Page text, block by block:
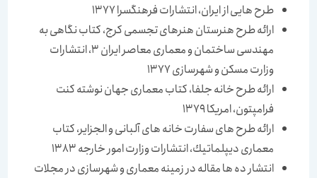
طرح هایی از ایران، انتشارات فرهنگسرا 1377
ارائه طرح هنرستان هنرهای تجسمی كرج، كتاب نگاهی به
مهندسی ساختمان و معماری معاصر ایران 3، انتشارات
وزارت مسكن و شهرسازی 1377
ارائه طرح خانه جلفا، كتاب معماری جهان نوشته كنت
فرامپتون، امریكا 1379
ارائه طرح های سفارت خانه های آلبانی و الجزایر، كتاب
معماری دیپلماتیك، انتشارات وزارت امور خارجه 1383
انتشار ده ها مقاله در زمینه معماری و شهرسازی در مجلات